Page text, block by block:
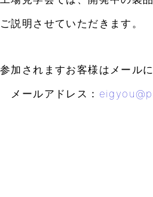
ご説明させていただきます。
参加されますお客様はメール
メールアドレス：